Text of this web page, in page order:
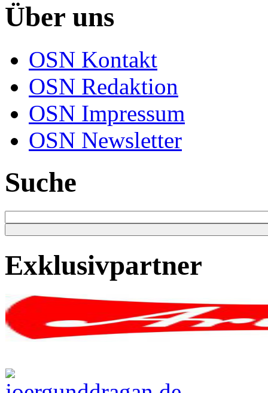
Über uns
OSN Kontakt
OSN Redaktion
OSN Impressum
OSN Newsletter
Suche
Exklusivpartner